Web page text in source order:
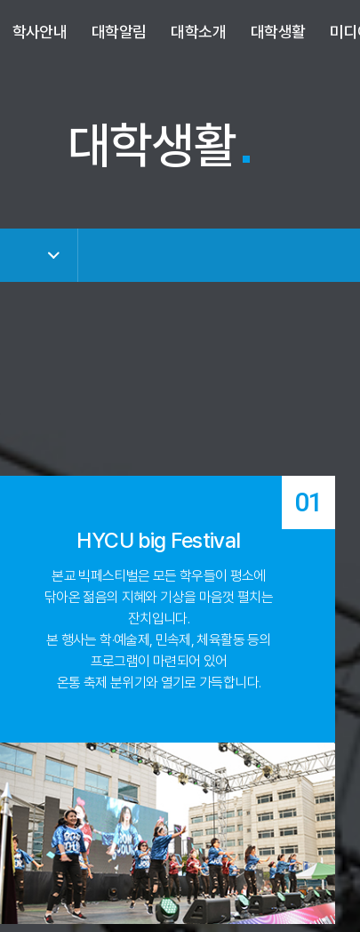
학사안내 대학알림 대학소개 대학생활 미디
대학생활
01
HYCU big Festival
본교 빅페스티벌은 모든 학우들이 평소에
닦아온 젊음의 지혜와 기상을 마음껏 펼치는
잔치입니다.
본 행사는 학·예술제, 민속제, 체육활동 등의
프로그램이 마련되어 있어
온통 축제 분위기와 열기로 가득합니다.